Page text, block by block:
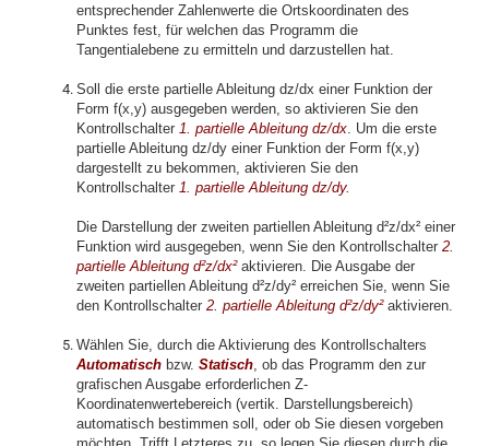
entsprechender Zahlenwerte die Ortskoordinaten des
Punktes fest, für welchen das Programm die
Tangentialebene zu ermitteln und darzustellen hat.
Soll die erste partielle Ableitung dz/dx einer Funktion der
Form f(x,y) ausgegeben werden, so aktivieren Sie den
Kontrollschalter 1. partielle Ableitung dz/dx . Um die erste
partielle Ableitung dz/dy einer Funktion der Form f(x,y)
dargestellt zu bekommen, aktivieren Sie den
Kontrollschalter 1. partielle Ableitung dz/dy.
Die Darstellung der zweiten partiellen Ableitung d²z/dx² einer
Funktion wird ausgegeben, wenn Sie den Kontrollschalter 2
partielle Ableitung d²z/dx²aktivieren. Die Ausgabe der
zweiten partiellen Ableitung d²z/dy² erreichen Sie, wenn Sie
den Kontrollschalter 2 . partielle Ableitung d²z/dy²aktivieren.
Wählen Sie, durch die Aktivierung des Kontrollschalters
Automatisch bzw. Statisch , ob das Programm den zur
grafischen Ausgabe erforderlichen Z-
Koordinatenwertebereich (vertik. Darstellungsbereich)
automatisch bestimmen soll, oder ob Sie diesen vorgeben